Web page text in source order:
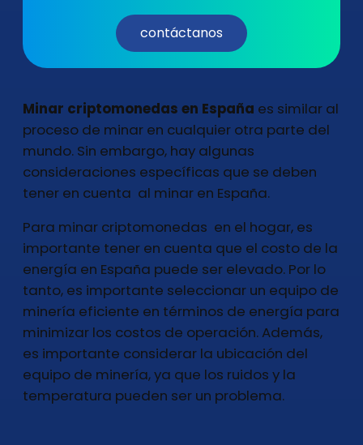
contáctanos
Minar criptomonedas en España es similar al
proceso de minar en cualquier otra parte del
mundo. Sin embargo, hay algunas
consideraciones específicas que se deben
tener en cuenta al minar en España.
Para minar criptomonedas en el hogar, es
importante tener en cuenta que el costo de la
energía en España puede ser elevado. Por lo
tanto, es importante seleccionar un equipo de
minería eficiente en términos de energía para
minimizar los costos de operación. Además,
es importante considerar la ubicación del
equipo de minería, ya que los ruidos y la
temperatura pueden ser un problema.